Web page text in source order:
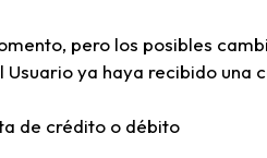
pero los posibles
ya haya recibido una
de crédito o débito